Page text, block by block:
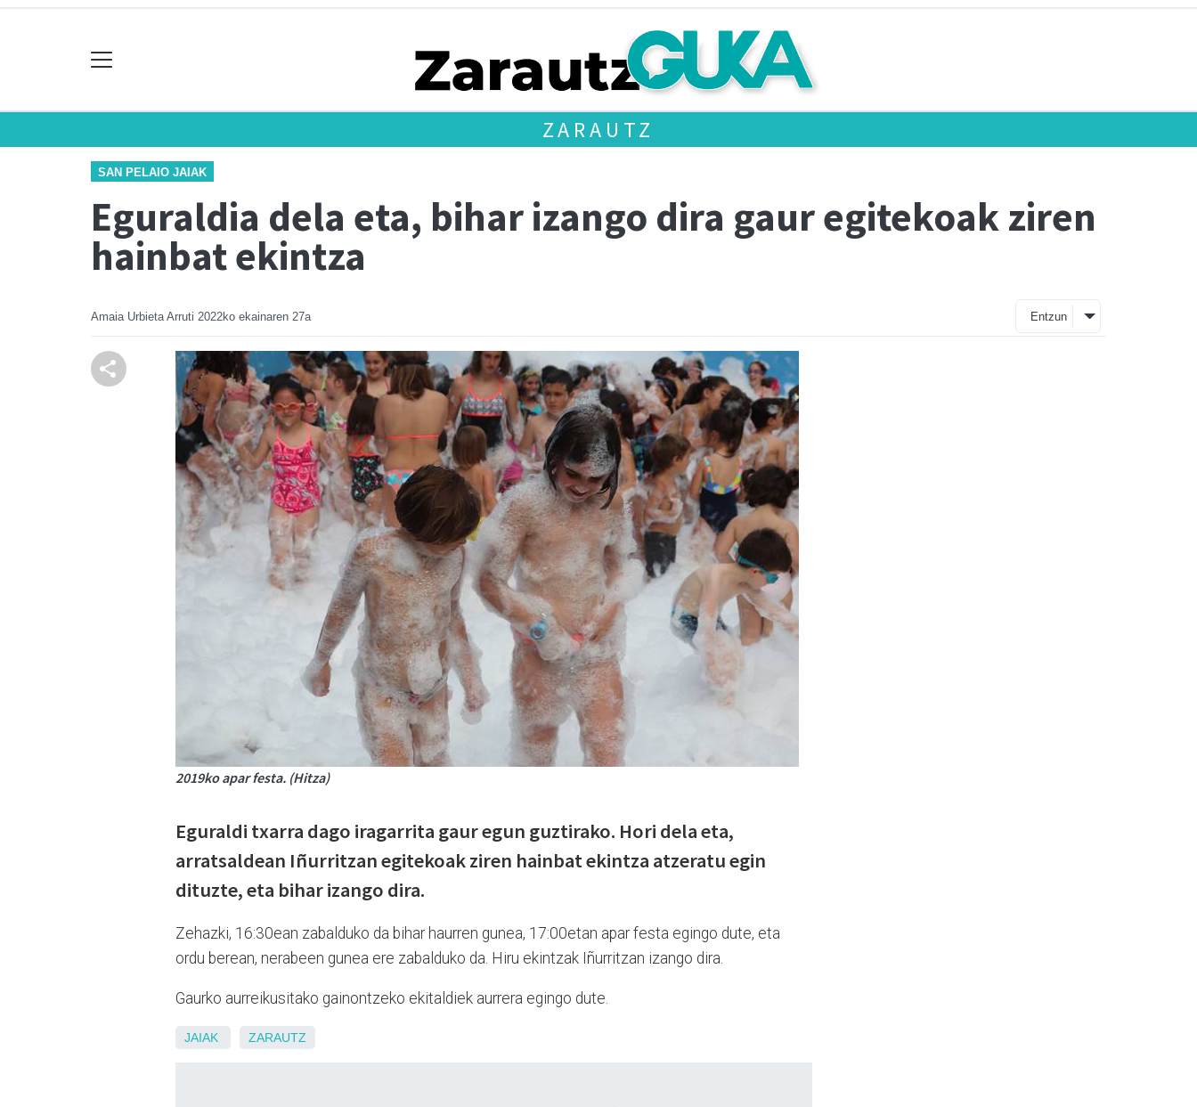
ZARAUTZ
SAN PELAIO JAIAK
Eguraldia dela eta, bihar izango dira gaur egitekoak ziren
hainbat ekintza
Amaia Urbieta Arruti 2022ko ekainaren 27a Entzun
2019ko apar festa. (Hitza)
Eguraldi txarra dago iragarrita gaur egun guztirako. Hori dela eta,
arratsaldean Iñurritzan egitekoak ziren hainbat ekintza atzeratu egin
dituzte, eta bihar izango dira.
Zehazki, 16:30ean zabalduko da bihar haurren gunea, 17:00etan apar festa egingo dute, eta
ordu berean, nerabeen gunea ere zabalduko da. Hiru ekintzak Iñurritzan izango dira.
Gaurko aurreikusitako gainontzeko ekitaldiek aurrera egingo dute.
JAIAK ZARAUTZ